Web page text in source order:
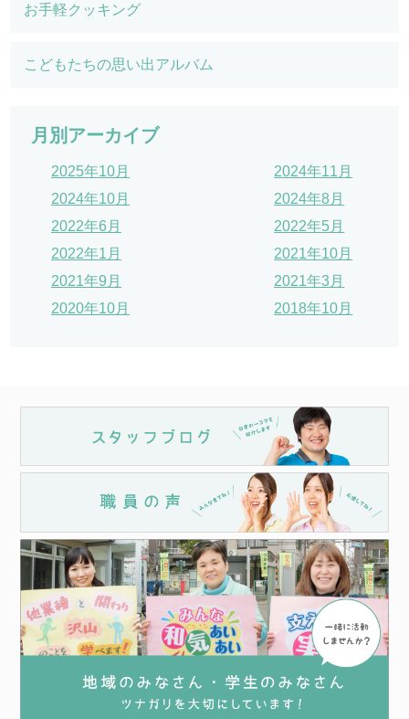
お手軽クッキング
こどもたちの思い出アルバム
月別アーカイブ
2025年10月
2024年11月
2024年10月
2024年8月
2022年6月
2022年5月
2022年1月
2021年10月
2021年9月
2021年3月
2020年10月
2018年10月